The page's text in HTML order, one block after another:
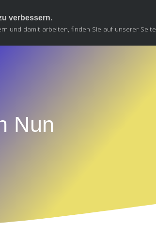
Nun
verbessern.
und damit arbeiten, finden Sie auf unserer Seite